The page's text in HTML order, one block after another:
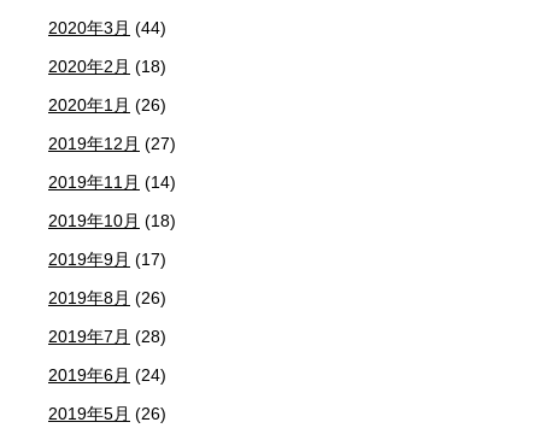
2020年3月 (44)
2020年2月 (18)
2020年1月 (26)
2019年12月 (27)
2019年11月 (14)
2019年10月 (18)
2019年9月 (17)
2019年8月 (26)
2019年7月 (28)
2019年6月 (24)
2019年5月 (26)